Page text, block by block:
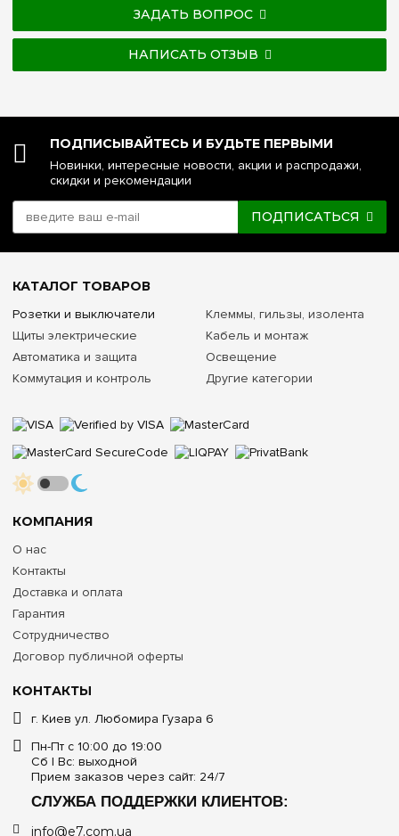
ЗАДАТЬ ВОПРОС
НАПИСАТЬ ОТЗЫВ
ПОДПИСЫВАЙТЕСЬ И БУДЬТЕ ПЕРВЫМИ
Новинки, интересные новости, акции и распродажи,
скидки и рекомендации
ПОДПИСАТЬСЯ
КОНТАКТЫ
г. Киев ул. Любомира Гузара 6
Пн-Пт с 10:00 до 19:00
Сб | Вс: выходной
Прием заказов через сайт: 24/7
СЛУЖБА ПОДДЕРЖКИ КЛИЕНТОВ:
info@e7.com.ua
КОМПАНИЯ
О нас
Контакты
Доставка и оплата
Гарантия
Сотрудничество
Договор публичной оферты
КАТАЛОГ ТОВАРОВ
Розетки и выключатели
Щиты электрические
Автоматика и защита
Коммутация и контроль
Клеммы, гильзы, изолента
Кабель и монтаж
Освещение
Другие категории